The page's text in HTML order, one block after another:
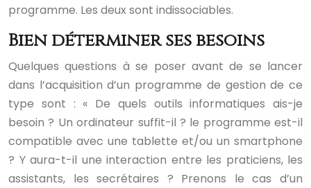
programme. Les deux sont indissociables.
Bien déterminer ses besoins
Quelques questions à se poser avant de se lancer
dans l’acquisition d’un programme de gestion de ce
type sont : « De quels outils informatiques ais-je
besoin ? Un ordinateur suffit-il ? le programme est-il
compatible avec une tablette et/ou un smartphone
? Y aura-t-il une interaction entre les praticiens, les
assistants, les secrétaires ? Prenons le cas d’un